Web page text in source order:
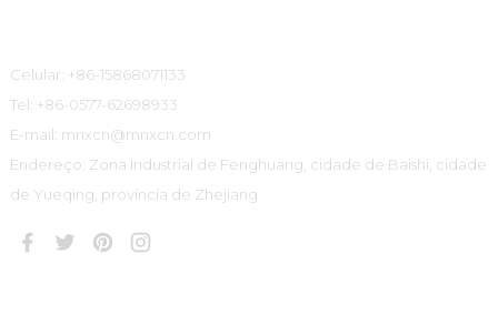
Celular: +86-15868071133
Tel: +86-0577-62698933
E-mail: mnxcn@mnxcn.com
Endereço: Zona Industrial de Fenghuang, cidade de Baishi, cidade
de Yueqing, província de Zhejiang